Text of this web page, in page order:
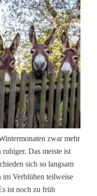
zwar mehr
Das meiste ist
sich so langsam
im Verblühen teilweise
ist noch zu früh